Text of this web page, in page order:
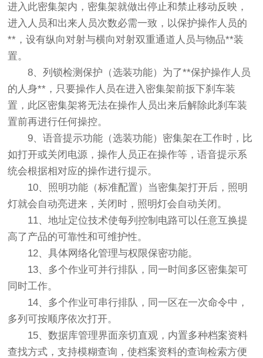
进入此密集架内，密集架就做出停止和禁止移动反映，
进入人员和出来人员次数必需一致，以保护操作人员的
**，设有纵向对射与横向对射双重通道人员与物品**装
置。
8、列锁检测保护（选装功能）为了**保护操作人员
的人身**，只要操作人员在进入密集架前扳下刹车装
置，此区密集架将无法在操作人员出来后解除此刹车装
置前再进行任何操控。
9、语音提示功能（选装功能）密集架在工作时，比
如打开或关闭电源，操作人员正在操作等，语音提示系
统会根据相对应的操作进行提示。
10、照明功能（标准配置）当密集架打开后，照明
灯就会自动亮进来，关闭时，照明灯会自动关闭。
11、地址定位技术使每列控制电路可以任意互换提
高了产品的可靠性和可维护性。
12、具体网络化管理与权限保密功能。
13、多个作业可并行排队，同一时间多区密集架可
同时工作。
14、多个作业可串行排队，同一区在一次命令中，
多列可按顺序依次打开。
15、数据库管理界面亲切直观，内置多种档案资料
查找方式，支持模糊查询，使档案资料的查询检索方便